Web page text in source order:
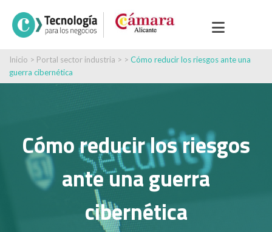
Inicio > Portal sector industria > > Cómo reducir los riesgos ante una
guerra cibernética
Cómo reducir los riesgos
ante una guerra
cibernética